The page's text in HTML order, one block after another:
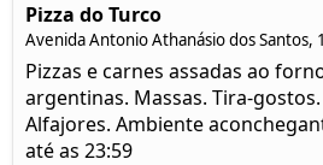
Pizza do Turco
Avenida Antonio Athanásio dos Santos,
Pizzas e carnes assadas ao
argentinas. Massas. Tira-
Alfajores. Ambiente
até as 23:59